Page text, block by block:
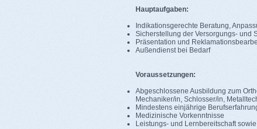
Hauptaufgaben:
Indikationsgerechte Beratung,
Sicherstellung der Versorgungs- und
Präsentation und
Außendienst bei Bedarf
Voraussetzungen:
Abgeschlossene Ausbildung zum
Mechaniker/in, Schlosser/in,
Mindestens einjährige
Medizinische Vorkenntnisse
Leistungs- und Lernbereitschaft